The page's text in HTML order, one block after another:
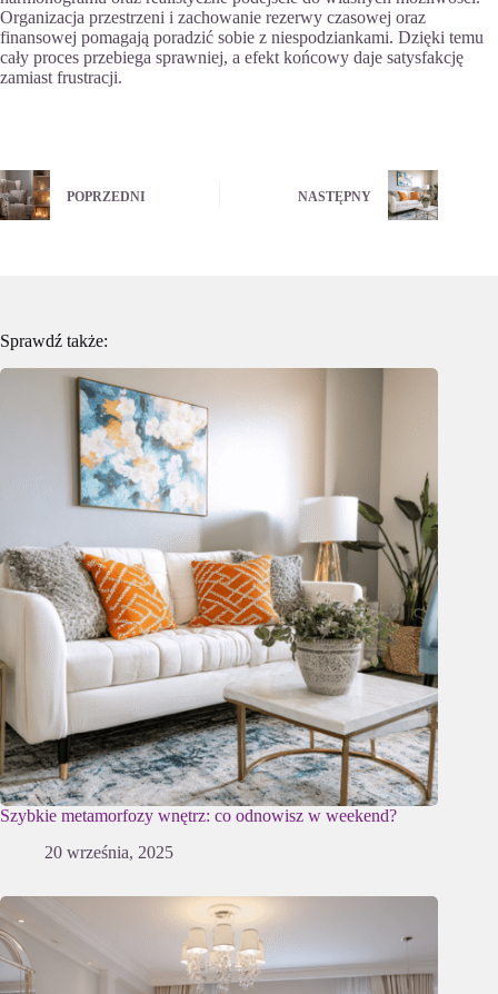
Organizacja przestrzeni i zachowanie rezerwy czasowej oraz
finansowej pomagają poradzić sobie z niespodziankami. Dzięki temu
cały proces przebiega sprawniej, a efekt końcowy daje satysfakcję
zamiast frustracji.
POPRZEDNI NASTĘPNY
Sprawdź także:
Szybkie metamorfozy wnętrz: co odnowisz w weekend?
20 września, 2025